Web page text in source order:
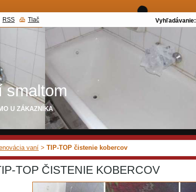
smaltom
U ZÁKAZNÍKA
vaní > TIP-TOP čistenie kobercov
TOP ČISTENIE KOBERCOV
RSS Tlač Vyhľadávanie: